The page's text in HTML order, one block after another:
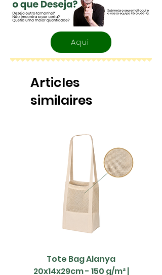
Aqui
Articles
similaires
Tote Bag Alanya
20x14x29cm - 150 g/m² |